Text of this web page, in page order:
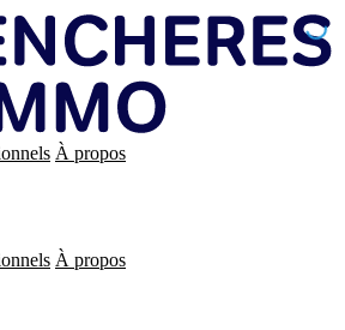
À propos
À propos